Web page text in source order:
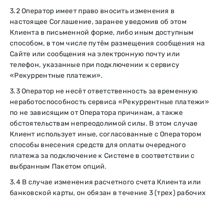
3.2 Оператор имеет право вносить изменения в
настоящее Соглашение, заранее уведомив об этом
Клиента в письменной форме, либо иным доступным
способом, в том числе путём размещения сообщения на
Сайте или сообщения на электронную почту или
телефон, указанные при подключении к сервису
«Рекуррентные платежи».
3.3 Оператор не несёт ответственность за временную
неработоспособность сервиса «Рекуррентные платежи»
по не зависящим от Оператора причинам, а также
обстоятельствам непреодолимой силы. В этом случае
Клиент использует иные, согласованные с Оператором
способы внесения средств для оплаты очередного
платежа за подключение к Системе в соответствии с
выбранным Пакетом опций.
3.4 В случае изменения расчетного счета Клиента или
банковской карты, он обязан в течение 3 (трех) рабочих